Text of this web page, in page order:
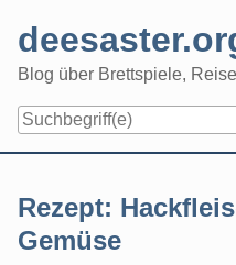
content
Blog über Brettspiele,
Rezept:
Gemüse